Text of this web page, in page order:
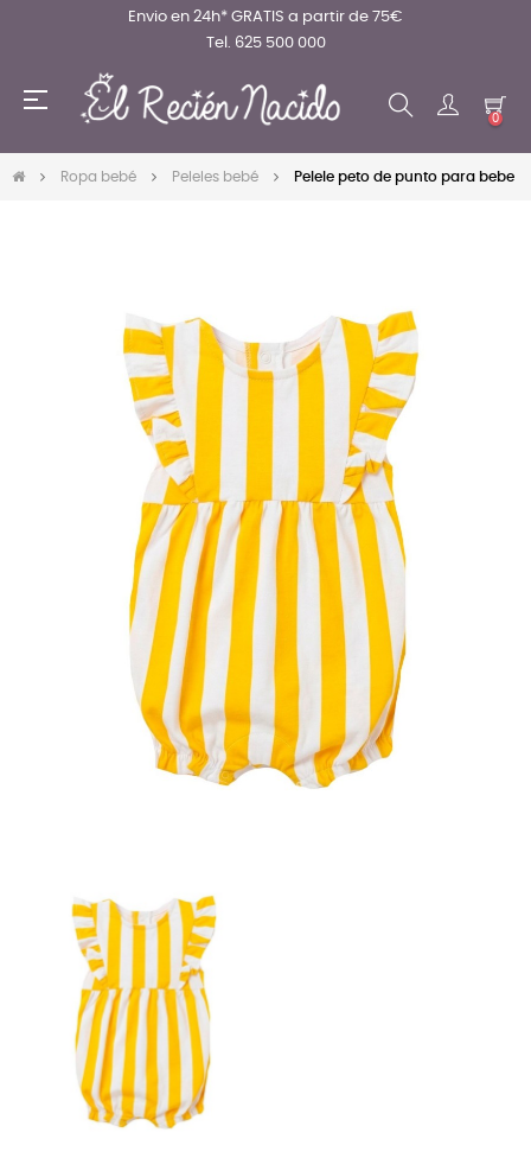
Envio en 24h* GRATIS a partir de 75€
Tel. 625 500 000
Navegación
☰
0
Ropa bebé Peleles bebé Pelele peto de punto para bebe